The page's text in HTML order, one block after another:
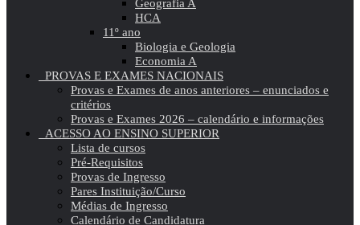
Geografia A
HCA
11º ano
Biologia e Geologia
Economia A
PROVAS E EXAMES NACIONAIS
Provas e Exames de anos anteriores – enunciados e
critérios
Provas e Exames 2026 – calendário e informações
ACESSO AO ENSINO SUPERIOR
Lista de cursos
Pré-Requisitos
Provas de Ingresso
Pares Instituição/Curso
Médias de Ingresso
Calendário de Candidatura